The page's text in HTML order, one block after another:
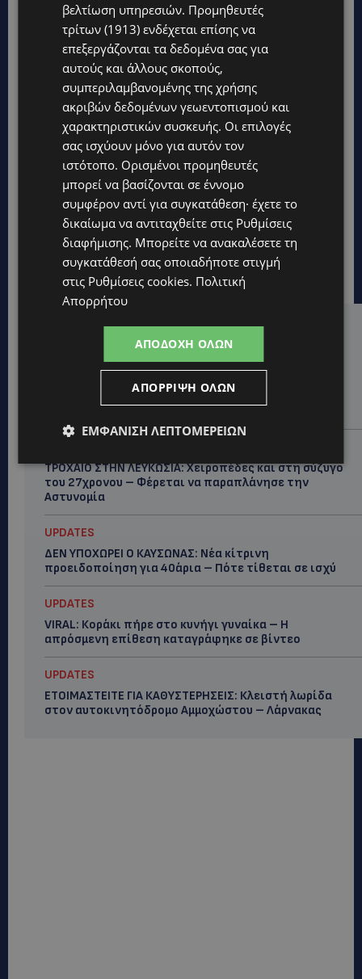
ΜΑΡΙΝΟΣ ΚΩΝΣΤΑΝΤΙΝΙΔΗΣ: Οι πρωτοβουλίες για να
ξαναζωντανέψει η Μακαρίου και το κέντρο της
ΤΡΟΧΑΙΟ ΣΤΗΝ ΛΕΥΚΩΣΙΑ: Χειροπέδες και στη σύζυγο
του 27χρονου – Φέρεται να παραπλάνησε την
Αστυνομία
UPDATES
ΔΕΝ ΥΠΟΧΩΡΕΙ Ο ΚΑΥΣΩΝΑΣ: Νέα κίτρινη
προειδοποίηση για 40άρια – Πότε τίθεται σε ισχύ
UPDATES
VIRAL: Κοράκι πήρε στο κυνήγι γυναίκα – Η
απρόσμενη επίθεση καταγράφηκε σε βίντεο
UPDATES
ΕΤΟΙΜΑΣΤΕΙΤΕ ΓΙΑ ΚΑΘΥΣΤΕΡΗΣΕΙΣ: Κλειστή λωρίδα
στον αυτοκινητόδρομο Αμμοχώστου – Λάρνακας
βελτίωση υπηρεσιών. Προμηθευτές
τρίτων (1913) ενδέχεται επίσης να
επεξεργάζονται τα δεδομένα σας για
αυτούς και άλλους σκοπούς,
συμπεριλαμβανομένης της χρήσης
ακριβών δεδομένων γεωεντοπισμού και
χαρακτηριστικών συσκευής. Οι επιλογές
σας ισχύουν μόνο για αυτόν τον
ιστότοπο. Ορισμένοι προμηθευτές
μπορεί να βασίζονται σε έννομο
συμφέρον αντί για συγκατάθεση· έχετε το
δικαίωμα να αντιταχθείτε στις Ρυθμίσεις
διαφήμισης. Μπορείτε να ανακαλέσετε τη
συγκατάθεσή σας οποιαδήποτε στιγμή
στις Ρυθμίσεις cookies. Πολιτική
Απορρήτου
ΑΠΟΔΟΧΉ ΌΛΩΝ
ΑΠΌΡΡΙΨΗ ΌΛΩΝ
ΕΜΦΆΝΙΣΗ ΛΕΠΤΟΜΕΡΕΙΏΝ